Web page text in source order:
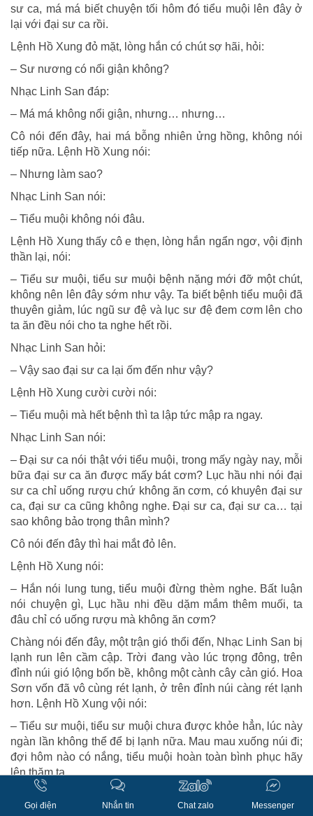
sư ca, má má biết chuyện tối hôm đó tiểu muội lên đây ở
lại với đại sư ca rồi.
Lệnh Hồ Xung đỏ mặt, lòng hắn có chút sợ hãi, hỏi:
– Sư nương có nổi giận không?
Nhạc Linh San đáp:
– Má má không nổi giận, nhưng… nhưng…
Cô nói đến đây, hai má bỗng nhiên ửng hồng, không nói
tiếp nữa. Lệnh Hồ Xung nói:
– Nhưng làm sao?
Nhạc Linh San nói:
– Tiểu muội không nói đâu.
Lệnh Hồ Xung thấy cô e thẹn, lòng hắn ngẩn ngơ, vội định
thần lại, nói:
– Tiểu sư muội, tiểu sư muội bệnh nặng mới đỡ một chút,
không nên lên đây sớm như vậy. Ta biết bệnh tiểu muội đã
thuyên giảm, lúc ngũ sư đệ và lục sư đệ đem cơm lên cho
ta ăn đều nói cho ta nghe hết rồi.
Nhạc Linh San hỏi:
– Vậy sao đại sư ca lại ốm đến như vậy?
Lệnh Hồ Xung cười cười nói:
– Tiểu muội mà hết bệnh thì ta lập tức mập ra ngay.
Nhạc Linh San nói:
– Đại sư ca nói thật với tiểu muội, trong mấy ngày nay, mỗi
bữa đại sư ca ăn được mấy bát cơm? Lục hầu nhi nói đại
sư ca chỉ uống rượu chứ không ăn cơm, có khuyên đại sư
ca, đại sư ca cũng không nghe. Đại sư ca, đại sư ca… tại
sao không bảo trọng thân mình?
Cô nói đến đây thì hai mắt đỏ lên.
Lệnh Hồ Xung nói:
– Hắn nói lung tung, tiểu muội đừng thèm nghe. Bất luận
nói chuyện gì, Lục hầu nhi đều dặm mắm thêm muối, ta
đâu chỉ có uống rượu mà không ăn cơm?
Chàng nói đến đây, một trận gió thổi đến, Nhạc Linh San bị
lạnh run lên cầm cập. Trời đang vào lúc trọng đông, trên
đỉnh núi gió lộng bốn bề, không một cành cây cản gió. Hoa
Sơn vốn đã vô cùng rét lạnh, ở trên đỉnh núi càng rét lạnh
hơn. Lệnh Hồ Xung vội nói:
– Tiểu sư muội, tiểu sư muội chưa được khỏe hẳn, lúc này
ngàn lần không thể để bị lạnh nữa. Mau mau xuống núi đi;
đợi hôm nào có nắng, tiểu muội hoàn toàn bình phục hãy
lên thăm ta.
Nhạc Linh San nói:
Gọi điện Nhắn tin Chat zalo Messenger